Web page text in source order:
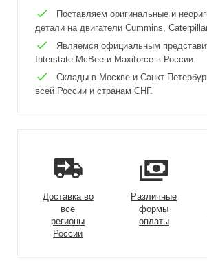
Поставляем оригинальные и
детали на двигатели Cummins,
Являемся официальным
Interstate-McBee и Maxiforce в России.
Склады в Москве и Санкт-
всей России и странам СНГ.
Доставка во
все
регионы
России
Различные
формы
оплаты